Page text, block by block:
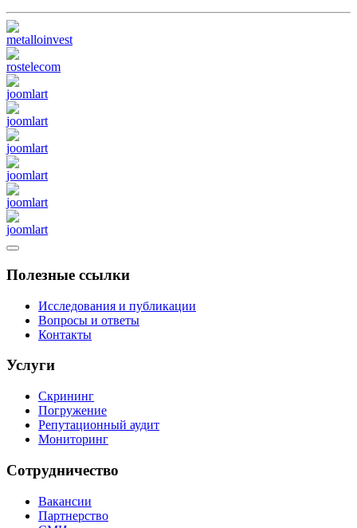
Полезные ссылки
Исследования и публикации
Вопросы и ответы
Контакты
Услуги
Скрининг
Погружение
Репутационный аудит
Мониторинг
Сотрудничество
Вакансии
Партнерство